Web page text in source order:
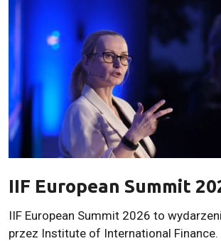
IIF European Summit
IIF European Summit 2026 to
przez Institute of International Finance.